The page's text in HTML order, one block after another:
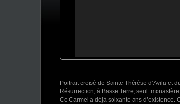
Portrait croisé de Sainte Thérèse d’Avila et
Résurrection, à Basse Terre, seul
Ce Carmel a déjà soixante ans d’existence.